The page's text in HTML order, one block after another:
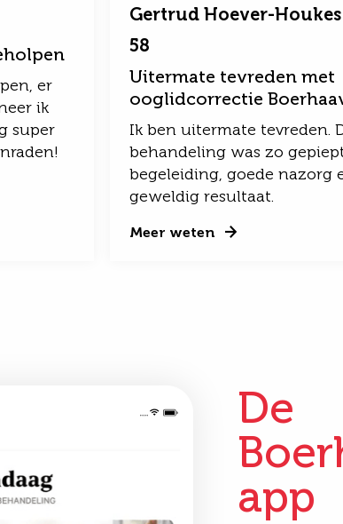
er
ik
super
Gertrud Hoever-Houkes
58
Uitermate tevreden met
ooglidcorrectie
Ik ben uitermate tevreden.
behandeling was zo
begeleiding, goede nazorg
geweldig resultaat.
Meer weten
De
app